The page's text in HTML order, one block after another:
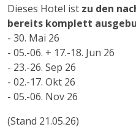
Dieses Hotel ist zu den
bereits komplett
- 30. Mai 26
- 05.-06. + 17.-18. Jun 26
- 23.-26. Sep 26
- 02.-17. Okt 26
- 05.-06. Nov 26
(Stand 21.05.26)